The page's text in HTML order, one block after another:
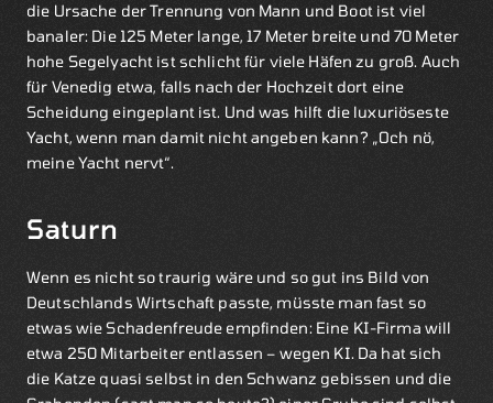
die Ursache der Trennung von Mann und Boot ist viel
banaler: Die 125 Meter lange, 17 Meter breite und 70 Meter
hohe Segelyacht ist schlicht für viele Häfen zu groß. Auch
für Venedig etwa, falls nach der Hochzeit dort eine
Scheidung eingeplant ist. Und was hilft die luxuriöseste
Yacht, wenn man damit nicht angeben kann? „Och nö,
meine Yacht nervt“.
Saturn
Wenn es nicht so traurig wäre und so gut ins Bild von
Deutschlands Wirtschaft passte, müsste man fast so
etwas wie Schadenfreude empfinden: Eine KI-Firma will
etwa 250 Mitarbeiter entlassen – wegen KI. Da hat sich
die Katze quasi selbst in den Schwanz gebissen und die